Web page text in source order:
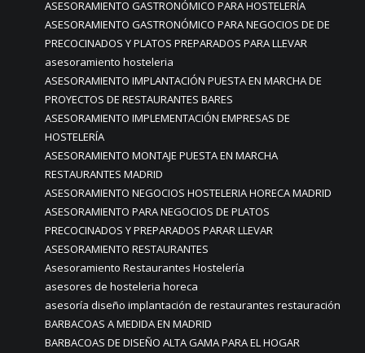
ASESORAMIENTO GASTRONÓMICO PARA HOSTELERÍA
ASESORAMIENTO GASTRONÓMICO PARA NEGOCIOS DE DE
PRECOCINADOS Y PLATOS PREPARADOS PARA LLEVAR
asesoramiento hosteleria
ASESORAMIENTO IMPLANTACIÓN PUESTA EN MARCHA DE
PROYECTOS DE RESTAURANTES BARES
ASESORAMIENTO IMPLEMENTACIÓN EMPRESAS DE
HOSTELERÍA
ASESORAMIENTO MONTAJE PUESTA EN MARCHA
RESTAURANTES MADRID
ASESORAMIENTO NEGOCIOS HOSTELERIA HORECA MADRID
ASESORAMIENTO PARA NEGOCIOS DE PLATOS
PRECOCINADOS Y PREPARADOS PARAR LLEVAR
ASESORAMIENTO RESTAURANTES
Asesoramiento Restaurantes Hostelería
asesores de hosteleria horeca
asesoría diseño implantación de restaurantes restauración
BARBACOAS A MEDIDA EN MADRID
BARBACOAS DE DISEÑO ALTA GAMA PARA EL HOGAR